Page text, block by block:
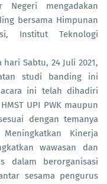
mengadakan
bersama Himpunan
Institut Teknologi
Sabtu, 24 Juli 2021,
studi banding ini
ini telah dihadiri
UPI PWK maupun
dengan temanya
Kinerja
wawasan dan
dalam berorganisasi
sesama pengurus